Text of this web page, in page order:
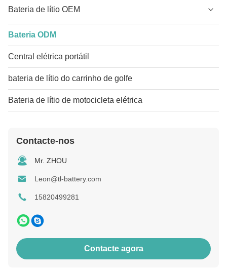
Bateria de lítio OEM
Bateria ODM
Central elétrica portátil
bateria de lítio do carrinho de golfe
Bateria de lítio de motocicleta elétrica
Contacte-nos
Mr. ZHOU
Leon@tl-battery.com
15820499281
Contacte agora